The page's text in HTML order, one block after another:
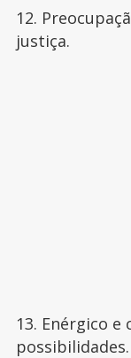
12.
justiça.
13. Enérgico e
possibilidades.